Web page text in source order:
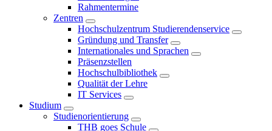
Rahmentermine
Zentren
Hochschulzentrum Studierendenservice
Gründung und Transfer
Internationales und Sprachen
Präsenzstellen
Hochschulbibliothek
Qualität der Lehre
IT Services
Studium
Studienorientierung
THB goes Schule